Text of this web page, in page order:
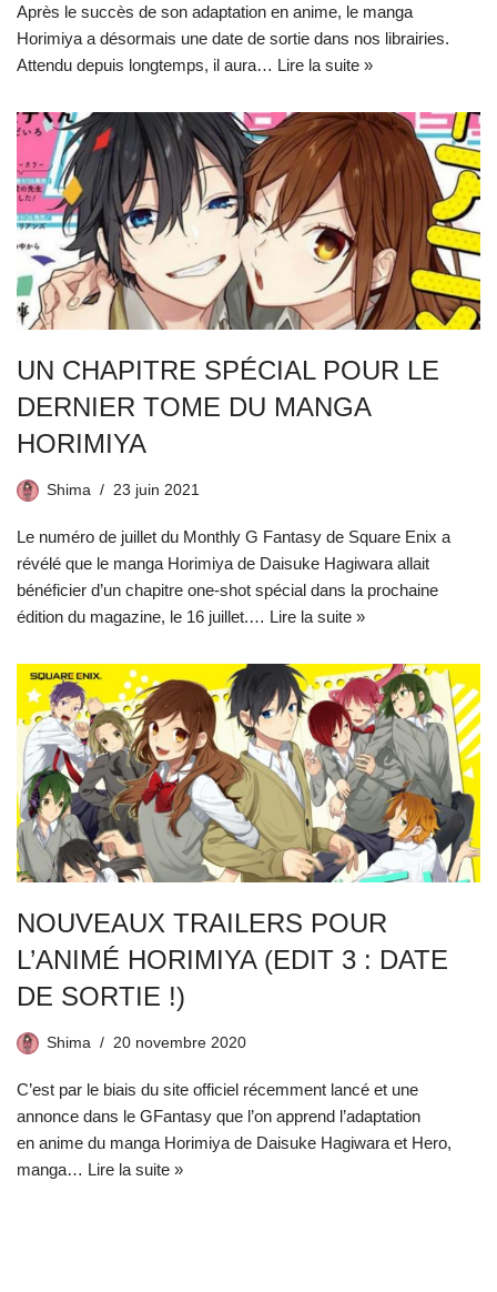
Après le succès de son adaptation en anime, le manga
Horimiya a désormais une date de sortie dans nos librairies.
Attendu depuis longtemps, il aura… Lire la suite »
UN CHAPITRE SPÉCIAL POUR LE
DERNIER TOME DU MANGA
HORIMIYA
Shima 23 juin 2021
Le numéro de juillet du Monthly G Fantasy de Square Enix a
révélé que le manga Horimiya de Daisuke Hagiwara allait
bénéficier d’un chapitre one-shot spécial dans la prochaine
édition du magazine, le 16 juillet.… Lire la suite »
NOUVEAUX TRAILERS POUR
L’ANIMÉ HORIMIYA (EDIT 3 : DATE
DE SORTIE !)
Shima 20 novembre 2020
C’est par le biais du site officiel récemment lancé et une
annonce dans le GFantasy que l’on apprend l’adaptation
en anime du manga Horimiya de Daisuke Hagiwara et Hero,
manga… Lire la suite »